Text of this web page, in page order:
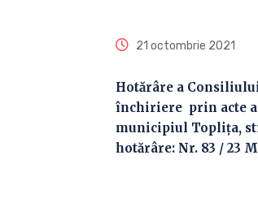
21 octombrie 2021
Hotărâre a
închiriere prin acte
municipiul Topliţa,
hotărâre: Nr. 83 / 23